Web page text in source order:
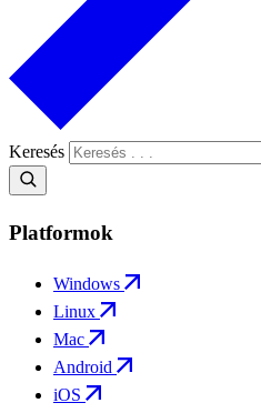
Keresés
Platformok
Windows
Linux
Mac
Android
iOS